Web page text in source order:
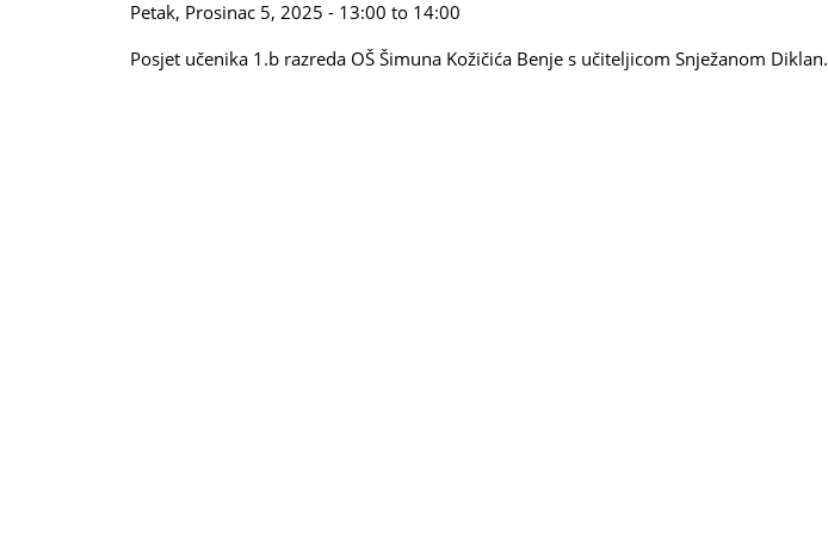
Petak, Prosinac 5, 2025 - 13:00 to 14:00
Posjet učenika 1.b razreda OŠ Šimuna Kožičića Benje s učiteljicom Snježanom Diklan.